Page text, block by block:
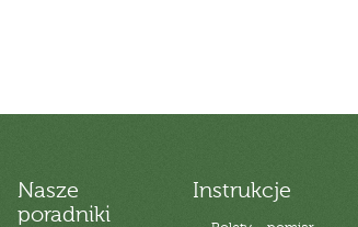
Nasze
poradniki
Instrukcje